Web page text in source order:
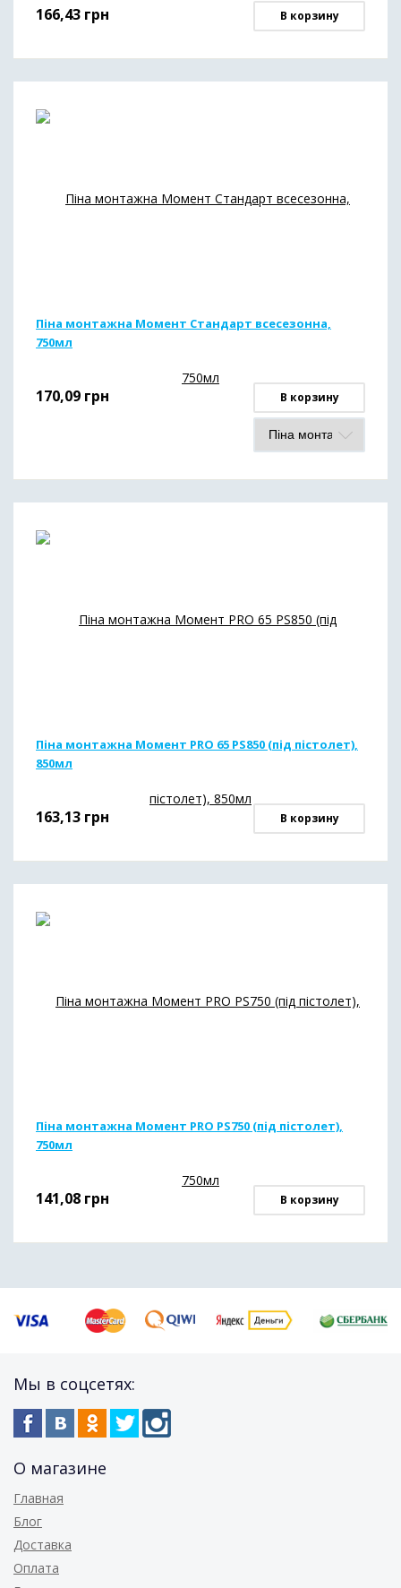
166,43 грн В корзину
Піна монтажна Момент Стандарт всесезонна,
750мл
170,09 грн В корзину
Піна монтажна Момент PRO 65 PS850 (під пістолет),
850мл
163,13 грн В корзину
Піна монтажна Момент PRO PS750 (під пістолет),
750мл
141,08 грн В корзину
Мы в соцсетях:
О магазине
Главная
Блог
Доставка
Оплата